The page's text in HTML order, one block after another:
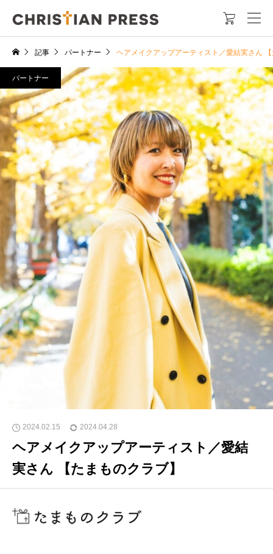

記事 パートナー ヘアメイクアップアーティスト／愛結実さん
パートナー
2024.02.15 2024.04.28
ヘアメイクアップアーティスト／愛結
実さん 【たまものクラブ】